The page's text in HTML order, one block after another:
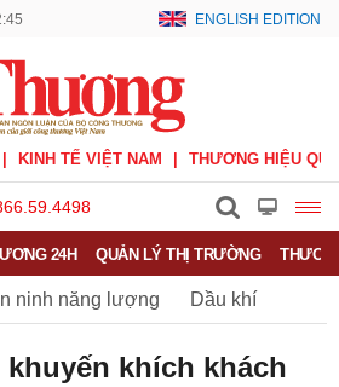
ENGLISH EDITION
KINH TẾ VIỆT NAM THƯƠNG HIỆU
24H QUẢN LÝ THỊ TRƯỜNG
ninh năng lượng Dầu khí
khuyến khích khách